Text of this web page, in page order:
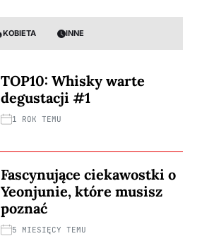
KOBIETA INNE
TOP10: Whisky warte
degustacji #1
1 ROK TEMU
Fascynujące ciekawostki o
Yeonjunie, które musisz
poznać
5 MIESIĘCY TEMU